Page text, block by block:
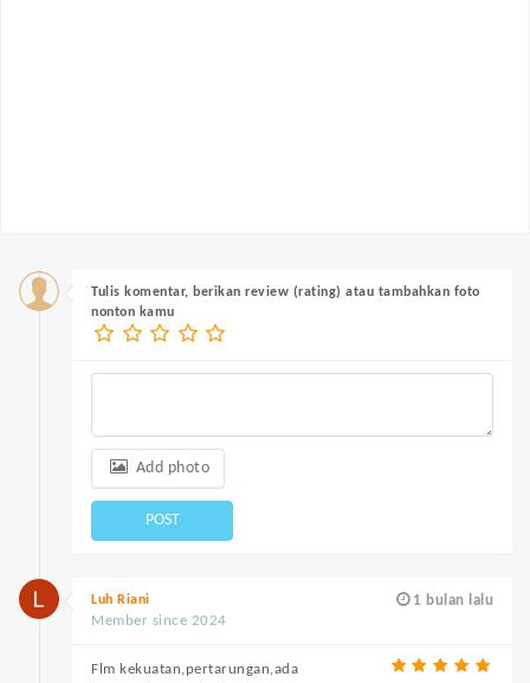
Tulis komentar, berikan review (rating) atau tambahkan foto
nonton kamu
Add photo
POST
1 bulan lalu
Luh Riani
Member since 2024
Flm kekuatan,pertarungan,ada